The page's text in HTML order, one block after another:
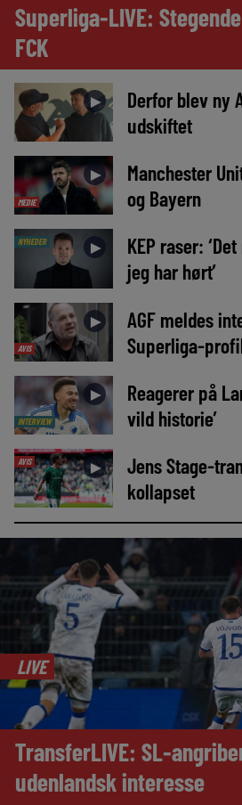
Superliga-LIVE:
FCK
►
Derfor blev ny
udskiftet
MEDIE
►
Manchester
og Bayern
NYHEDER ►
KEP raser:
jeg har hørt’
AVIS
►
AGF meldes
Superliga-
INTERVIEW
►
Reagerer på
vild historie’
AVIS ►
Jens Stage-
kollapset
LIVE
TransferLIVE: SL-
udenlandsk interesse